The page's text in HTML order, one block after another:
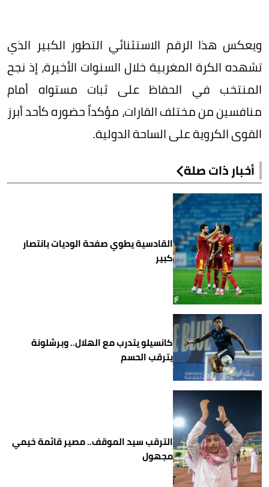
ويعكس هذا الرقم الاستثنائي التطور الكبير الذي
تشهده الكرة المغربية خلال السنوات الأخيرة، إذ نجح
المنتخب في الحفاظ على ثبات مستواه أمام
منافسين من مختلف القارات، مؤكداً حضوره كأحد أبرز
القوى الكروية على الساحة الدولية.
أخبار ذات صلة
القادسية يطوي صفحة الوديات بانتصار
كبير
كانسيلو يتدرب مع الهلال.. وبرشلونة
يترقب الحسم
الترقب سيد الموقف.. مصير قائمة خيمي
مجهول